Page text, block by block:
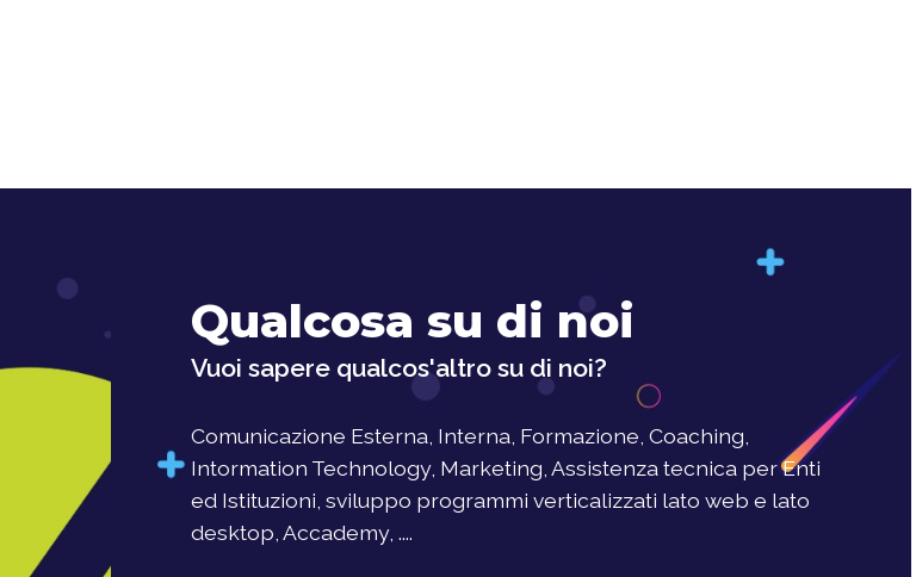
Qualcosa su di noi
Vuoi sapere qualcos'altro su di noi?
Comunicazione Esterna, Interna, Formazione, Coaching,
Intormation Technology, Marketing, Assistenza tecnica per Enti
ed Istituzioni, sviluppo programmi verticalizzati lato web e lato
desktop, Accademy, ....